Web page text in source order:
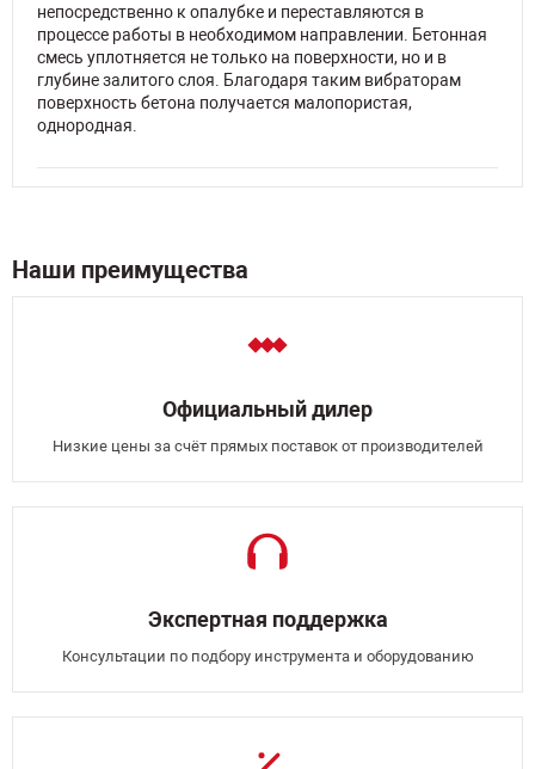
непосредственно к опалубке и переставляются в
процессе работы в необходимом направлении. Бетонная
смесь уплотняется не только на поверхности, но и в
глубине залитого слоя. Благодаря таким вибраторам
поверхность бетона получается малопористая,
однородная.
Наши преимущества
Официальный дилер
Низкие цены за счёт прямых поставок от производителей
Экспертная поддержка
Консультации по подбору инструмента и оборудованию